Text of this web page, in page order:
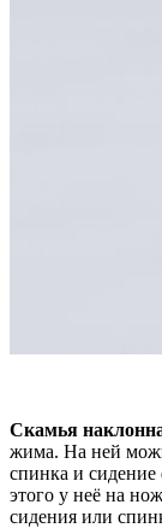
Скамья
жима. На ней
спинка и
этого у неё на
сидения или